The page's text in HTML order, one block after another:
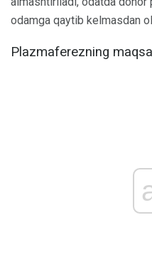
odamga qaytib kelmasdan
Plazmaferezning